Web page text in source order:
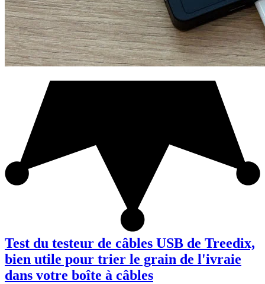
Test du testeur de câbles USB de Treedix,
bien utile pour trier le grain de l'ivraie
dans votre boîte à câbles